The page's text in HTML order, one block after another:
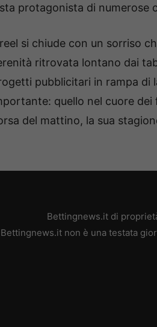
protagonista di numerose
si chiude con un sorriso
ritrovata lontano dai
pubblicitari in rampa di
quello nel cuore dei
del mattino, la sua
Bettingnews.it di
Bettingnews.it non è una testata